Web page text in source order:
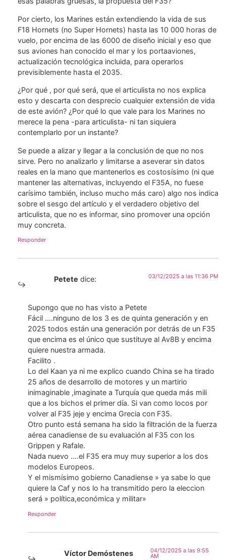
Por cierto, los Marines están extendiendo la vida de sus
F18 Hornets (no Super Hornets) hasta las 10 000 horas de
vuelo, por encima de las 6000 de diseño inicial y eso que
sus aviones han conocido el mar y los portaaviones,
actualización tecnológica incluida, para operarlos
previsiblemente hasta el 2035.
¿Por qué , por qué será, que el articulista no nos explica
esto y descarta con desprecio cualquier extensión de vida
de este avión? ¿Por qué lo que vale para los Marines no
merece la pena -para articulista- ni tan siquiera
contemplarlo por un instante?
Se puede a alizar y llegar a la conclusión de que no nos
sirve. Pero no analizarlo y limitarse a aseverar sin datos
reales en la mano que mantenerlos es costosísimo (ni que
mantener las alternativas, incluyendo el F35A, no fuese
carísimo también, incluso mucho más caro) algo nos indica
sobre el sesgo del artículo y el verdadero objetivo del
articulista, que no es informar, sino promover una opción
muy concreta.
Responder
Petete dice: 03/12/2025 a las 11:36 PM
Supongo que no has visto a Petete
Fácil ….ninguno de los 3 es de quinta generación y en
2025 todos están una generación por detrás de un F35
que encima es el único que sustituye al Av8B y encima
quiere nuestra armada.
Facilito .
Lo del Kaan ya ni me explico cuando China se ha tirado
25 años de desarrollo de motores y un martirio
inimaginable ,imaginate a Turquía que queda más mili
que a los bichos el primer día. Si van como locos por
volver al F35 jeje y encima Grecia con F35.
Otro punto está semana ha sido la filtración de la fuerza
aérea canadiense de su evaluación al F35 con los
Grippen y Rafale.
Nada nuevo ….el F35 era muy muy superior a los dos
modelos Europeos.
Y el mismísimo gobierno Canadiense » ya sabe lo que
quiere la Caf y nos lo ha transmitido pero la eleccion
será » política,económica y militar»
Responder
Víctor Demóstenes
04/12/2025 a las 9:55
AM